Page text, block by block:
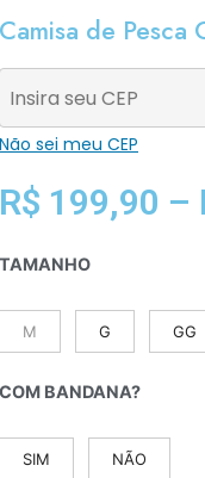
Camisa de
Não sei meu CEP
R$ 199,90 –
TAMANHO
M G GG
COM BANDANA?
SIM NÃO